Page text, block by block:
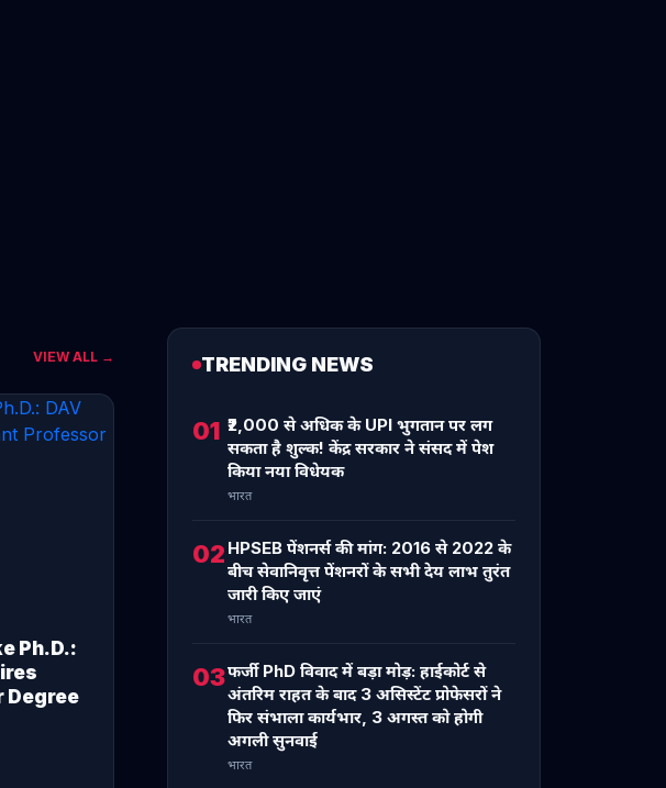
VIEW ALL →
Ph.D.:
TRENDING NEWS
01 ₹2,000 से अधिक के UPI भुगतान पर लग
सकता है शुल्क! केंद्र सरकार ने संसद में पेश
किया नया विधेयक
भारत
02 HPSEB पेंशनर्स की मांग: 2016 से 2022 के
बीच सेवानिवृत्त पेंशनरों के सभी देय लाभ तुरंत
जारी किए जाएं
भारत
03फर्जी PhD विवाद में बड़ा मोड़: हाईकोर्ट से
अंतरिम राहत के बाद 3 असिस्टेंट प्रोफेसरों ने
फिर संभाला कार्यभार, 3 अगस्त को होगी
अगली सुनवाई
भारत